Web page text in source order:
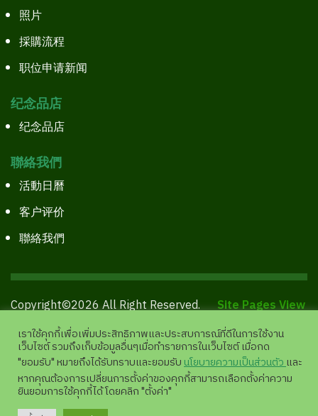
照片
採購流程
职位申请新闻
纪念品店
纪念品店
聯絡我們
活動日曆
客户评价
聯絡我們
Copyright©2026 All Right Reserved.
Site Pages View
11,944,779 |analytics.google.com
เราใช้คุกกี้เพื่อเพิ่มประสิทธิภาพและประสบการณ์ที่ดีในการใช้งาน
เว็บไซต์ รวมถึงเก็บข้อมูลอื่นๆเมื่อทำรายการในเว็บไซต์ เมื่อกด
"ยอมรับ" หมายถึงได้รับทราบและยอมรับนโยบายความเป็นส่วนตัวและ
หากคุณต้องการเปลี่ยนการตั้งค่าของคุกกี้สามารถเลือกตั้งค่าความ
ยินยอมการใช้คุกกี้ได้ โดยคลิก "ตั้งค่า"